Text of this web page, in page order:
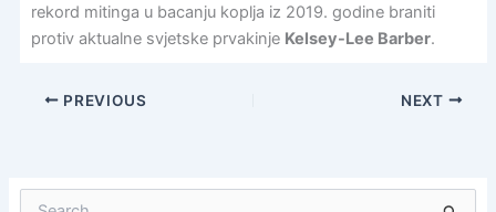
rekord mitinga u bacanju koplja iz 2019. godine braniti
protiv aktualne svjetske prvakinje Kelsey-Lee Barber.
PREVIOUS NEXT